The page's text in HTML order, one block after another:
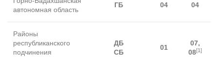
автономная область
ГБ 04 04
Районы
республиканского
подчинения
ДБ
СБ
01
07,
08[1]